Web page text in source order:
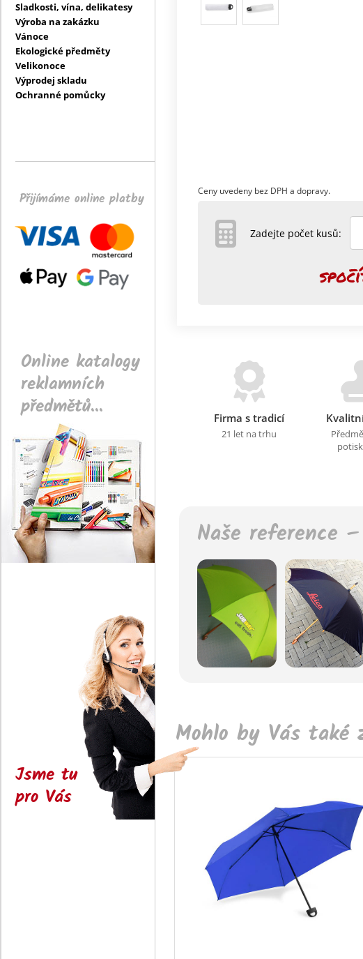
Sladkosti, vína, delikatesy
Výroba na zakázku
Vánoce
Ekologické předměty
Velikonoce
Výprodej skladu
Ochranné pomůcky
Přijímáme online platby
Online katalogy
reklamních
předmětů...
Jsme tu
pro Vás
Ceny uvedeny bez DPH a dopravy.
Zadejte počet kusů:
Firma s tradicí
21 let na trhu
Naše reference
Mohlo by Vás také